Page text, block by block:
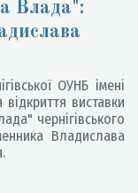
Влада":
ОУНБ імені
виставки
чернігівського
Владислава